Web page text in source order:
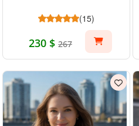
(15)
230 $ 267